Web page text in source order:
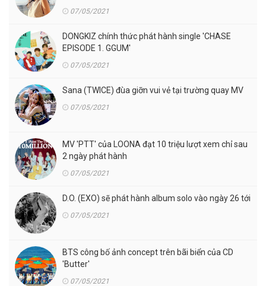
07/05/2021
DONGKIZ chính thức phát hành single 'CHASE
EPISODE 1. GGUM'
07/05/2021
Sana (TWICE) đùa giỡn vui vẻ tại trường quay MV
07/05/2021
MV 'PTT' của LOONA đạt 10 triệu lượt xem chỉ sau
2 ngày phát hành
07/05/2021
D.O. (EXO) sẽ phát hành album solo vào ngày 26 tới
07/05/2021
BTS công bố ảnh concept trên bãi biển của CD
'Butter'
07/05/2021